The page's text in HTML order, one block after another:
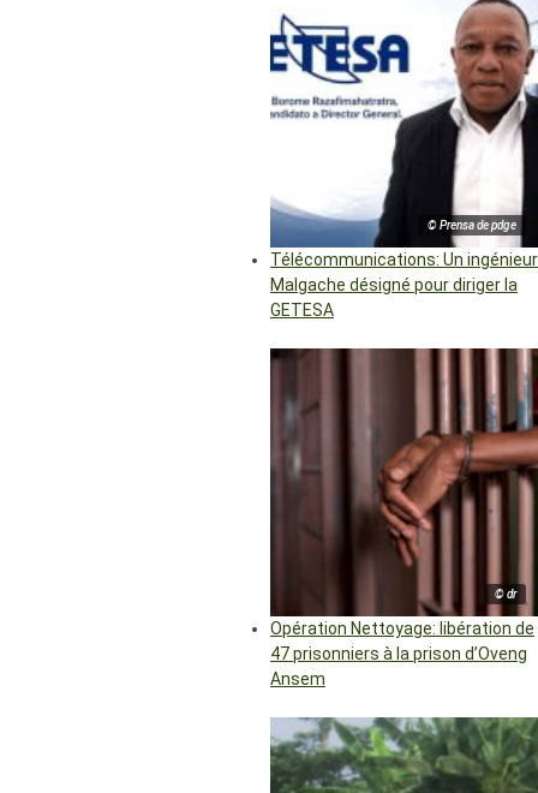
© Prensa de pdge
Télécommunications: Un ingénieur
Malgache désigné pour diriger la
GETESA
© dr
Opération Nettoyage: libération de
47 prisonniers à la prison d’Oveng
Ansem